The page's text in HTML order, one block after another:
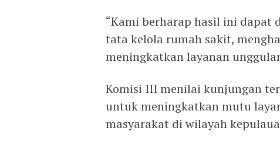
“Kami berharap hasil ini dapat
tata kelola rumah sakit,
meningkatkan layanan
Komisi III menilai kunjungan
untuk meningkatkan mutu
masyarakat di wilayah